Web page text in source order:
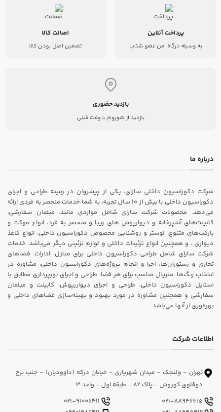
پرداخت آنلاین
به وسیله درگاه امن عضو شتاب
اصالت کالا
تضمین اصل بودن کالا
بازدید حضوری
بازدید از شوروم با وقت قبلی
درباره ما
شرکت دکوراسیون داخلی سارای، یکی از پیشروان در زمینه طراحی و اجرای
دکوراسیون داخلی با بیش از ۱۰ سال تجربه، به شما خدمات منحصر به فردی ارائه
می‌دهد. محصولات شرکت سارای شامل مواردی مانند: مبلمان سفارشی،
کابینت‌های آشپزخانه و دیوارپوش های زیبا و منحصر به فرد، انواع موکت و
پارکت‌های متنوع، لوستر و روشنایی مخصوص دکوراسیون داخلی، انواع کاغذ
دیواری ، و همچنین انواع تزئینات داخلی و لوازم تزئینی دیگر می‌باشد. خدمات
شرکت سارای شامل طراحی دکوراسیون داخلی برای منازل، ادارات، فضاهای
تجاری و رستوران‌ها، اجرا و انجام پروژه‌های دکوراسیون داخلی، مشاوره در
انتخاب رنگ‌ها، متریال مناسب برای هر فضا، طراحی و اجرای نورپردازی مطابق با
استایل دکوراسیون داخلی، طراحی و اجرای دیواررپوش، کابینت و مبلمان
سفارشی و همچنین مشاوره در مورد بهبود و بهینه‌سازی فضاهای داخلی و
بهره‌وری از آنها می‌باشد.
اطلاعات شرکت
تهران - ولنجک - میدان شهریاری - خیابان درکه (داوودیان) - جنب برج
دوقلوی کوروش - پلاک 82 - طبقه اول - واحد 3